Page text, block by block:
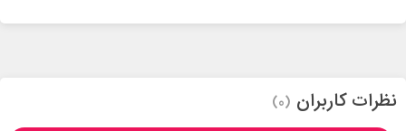
نظرات کاربران (0)